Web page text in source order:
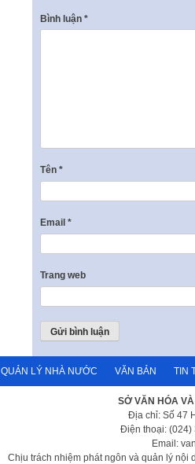
Bình luận *
Tên *
Email *
Trang web
QUẢN LÝ NHÀ NƯỚC VĂN BẢN TIN
SỞ VĂN HÓA
Địa chỉ: Số 47
Điện thoại: (024)
Email:
Chịu trách nhiệm phát ngôn và quản lý nội